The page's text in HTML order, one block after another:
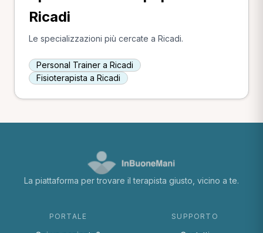
Ricadi
Le specializzazioni più cercate a Ricadi.
Personal Trainer a Ricadi
Fisioterapista a Ricadi
La piattaforma per trovare il terapista giusto, vicino a te.
PORTALE SUPPORTO